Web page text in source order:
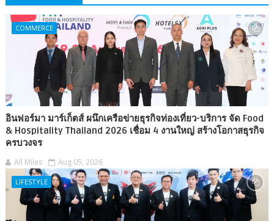
COMMERCE
อินฟอร์มา มาร์เก็ตส์ ผนึกเครือข่ายธุรกิจท่องเที่ยว-บริการ จัด Food
& Hospitality Thailand 2026 เชื่อม 4 งานใหญ่ สร้างโอกาสธุรกิจ
ครบวงจร
All Miles Aug 05, 2026
LIFESTYLE